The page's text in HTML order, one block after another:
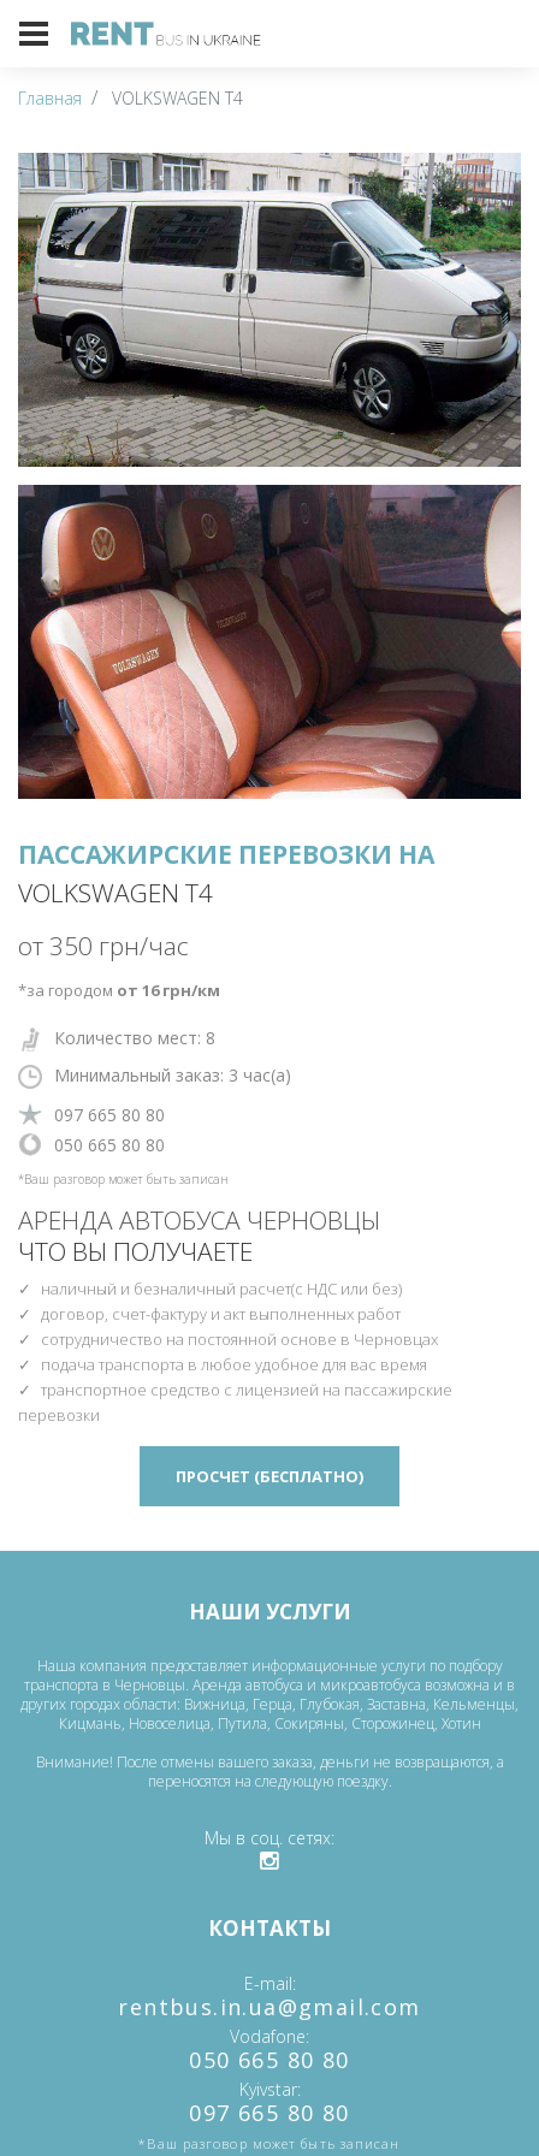
Главная VOLKSWAGEN T4
ПАССАЖИРСКИЕ ПЕРЕВОЗКИ НА
VOLKSWAGEN T4
от 350 грн/час
*за городом от 16 грн/км
Количество мест: 8
Минимальный заказ: 3 час(а)
‎097 665 80 80
‎‎050 665 80 80
*Ваш разговор может быть записан
АРЕНДА АВТОБУСА ЧЕРНОВЦЫ
ЧТО ВЫ ПОЛУЧАЕТЕ
наличный и безналичный расчет(с НДС или без)
договор, счет-фактуру и акт выполненных работ
сотрудничество на постоянной основе в Черновцах
подача транспорта в любое удобное для вас время
транспортное средство с лицензией на пассажирские
перевозки
ПРОСЧЕТ (БЕСПЛАТНО)
НАШИ УСЛУГИ
Наша компания предоставляет информационные услуги по подбору
транспорта в Черновцы. Аренда автобуса и микроавтобуса возможна и в
других городах области: Вижница, Герца, Глубокая, Заставна, Кельменцы,
Кицмань, Новоселица, Путила, Сокиряны, Сторожинец, Хотин
Внимание! После отмены вашего заказа, деньги не возвращаются, а
переносятся на следующую поездку.
Мы в соц. сетях
КОНТАКТЫ
E-mail
‎rentbus.in.ua@gmail.com
Vodafone
‎‎050 665 80 80
Kyivstar
‎097 665 80 80
*Ваш разговор может быть записан